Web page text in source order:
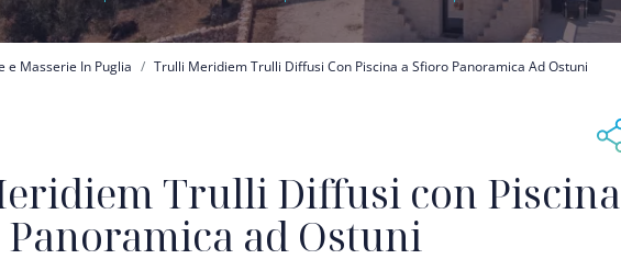
pane
e Masserie In Puglia Trulli Meridiem Trulli Diffusi Con Piscina a Sfioro Panoramica Ad Ostuni
Trulli Diffusi con Piscina
ad Ostuni